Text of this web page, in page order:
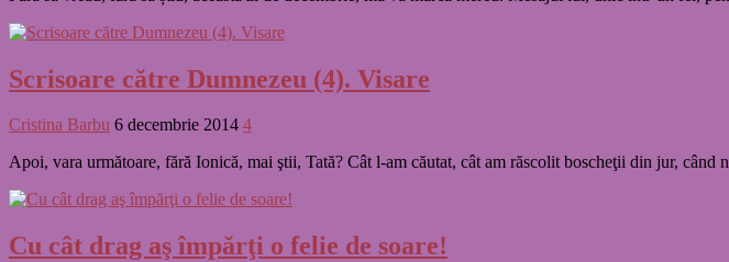
Scrisoare către Dumnezeu (4). Visare
Cristina Barbu 6 decembrie 2014 4
Apoi, vara următoare, fără Ionică, mai ştii, Tată? Cât l-am căutat, cât am răscolit boscheţii din jur,
Cu cât drag aş împărţi o felie de soare!